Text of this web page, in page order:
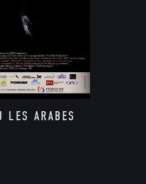
LES ARABES